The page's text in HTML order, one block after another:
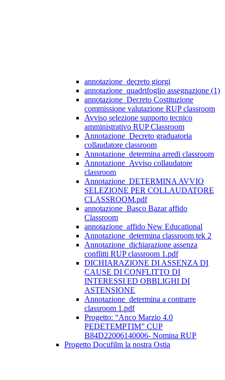
annotazione_decreto giorgi
annotazione_quadrifoglio assegnazione (1)
annotazione_Decreto Costituzione
commissione valutazione RUP classroom
Avviso selezione supporto tecnico
amministrativo RUP Classroom
Annotazione_Decreto graduatoria
collaudatore classroom
Annotazione_determina arredi classroom
Annotazione_Avviso collaudatore
classroom
Annotazione_DETERMINA AVVIO
SELEZIONE PER COLLAUDATORE
CLASSROOM.pdf
annotazione_Basco Bazar affido
Classroom
annotazione_affido New Educational
Annotazione_determina classroom tek 2
Annotazione_dichiarazione assenza
conflitti RUP classroom 1.pdf
DICHIARAZIONE DI ASSENZA DI
CAUSE DI CONFLITTO DI
INTERESSI ED OBBLIGHI DI
ASTENSIONE
Annotazione_determina a contrarre
classroom 1.pdf
Progetto: “Anco Marzio 4.0
PEDETEMPTIM” CUP
B84D22006140006- Nomina RUP
Progetto Docufilm la nostra Ostia